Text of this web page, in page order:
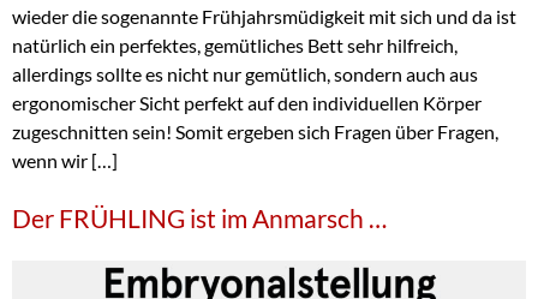
wieder die sogenannte Frühjahrsmüdigkeit mit sich und da ist
natürlich ein perfektes, gemütliches Bett sehr hilfreich,
allerdings sollte es nicht nur gemütlich, sondern auch aus
ergonomischer Sicht perfekt auf den individuellen Körper
zugeschnitten sein! Somit ergeben sich Fragen über Fragen,
wenn wir […]
Der FRÜHLING ist im Anmarsch …